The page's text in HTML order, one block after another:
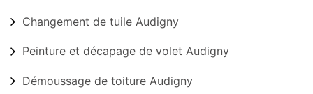
Changement de tuile Audigny
Peinture et décapage de volet Audigny
Démoussage de toiture Audigny